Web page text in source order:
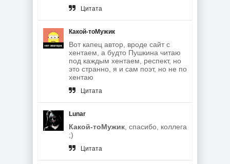
Цитата
Какой-тоМужик
Вот капец автор, вроде сайт с
хентаем, а будто Пушкина читаю
под каждым хентаем, респект, но
это странно, я и сам поэт, но не по
хентаю
Цитата
Lunar
Какой-тоМужик , спасибо, коллега
;)
Цитата